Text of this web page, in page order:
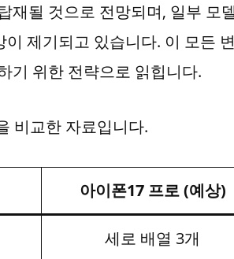
재될 것으로 전망되며, 일부 모
제기되고 있습니다. 이 모든
기 위한 전략으로 읽힙니다.
비교한 자료입니다.
아이폰17 프로 (예상)
세로 배열 3개